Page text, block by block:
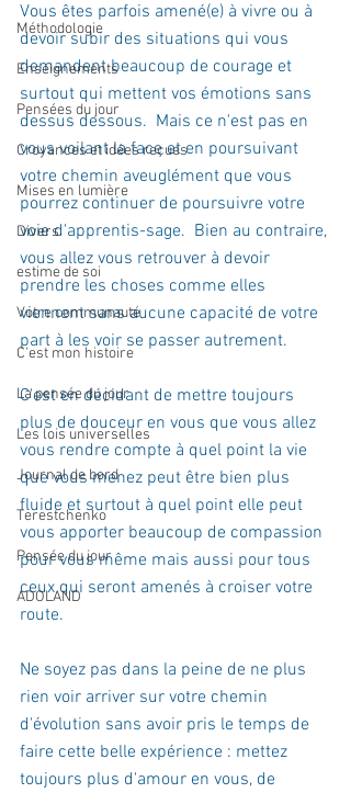
Méthodologie
Enseignements
Pensées du jour
Croyances et idées reçues
Mises en lumière
Divers
estime de soi
Votre communauté
C'est mon histoire
La pensée du jour
Les lois universelles
Journal de bord
Terestchenko
Pensée du jour
ADOLAND
Vous êtes parfois amené(e) à vivre ou à
devoir subir des situations qui vous
demandent beaucoup de courage et
surtout qui mettent vos émotions sans
dessus dessous.  Mais ce n'est pas en
vous voilant la face et en poursuivant
votre chemin aveuglément que vous
pourrez continuer de poursuivre votre
voie d'apprentis-sage.  Bien au contraire,
vous allez vous retrouver à devoir
prendre les choses comme elles
viennent sans aucune capacité de votre
part à les voir se passer autrement.
C'est en décidant de mettre toujours
plus de douceur en vous que vous allez
vous rendre compte à quel point la vie
que vous menez peut être bien plus
fluide et surtout à quel point elle peut
vous apporter beaucoup de compassion
pour vous même mais aussi pour tous
ceux qui seront amenés à croiser votre
route.
Ne soyez pas dans la peine de ne plus
rien voir arriver sur votre chemin
d'évolution sans avoir pris le temps de
faire cette belle expérience : mettez
toujours plus d'amour en vous, de